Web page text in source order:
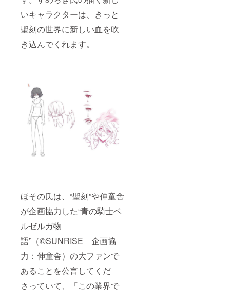
いキャラクターは、きっと
聖刻の世界に新しい血を吹
き込んでくれます。
ほその氏は、“聖刻”や伸童舎
が企画協力した“青の騎士ベ
ルゼルガ物
語”（©SUNRISE 企画協
力：伸童舎）の大ファンで
あることを公言してくだ
さっていて、「この業界で